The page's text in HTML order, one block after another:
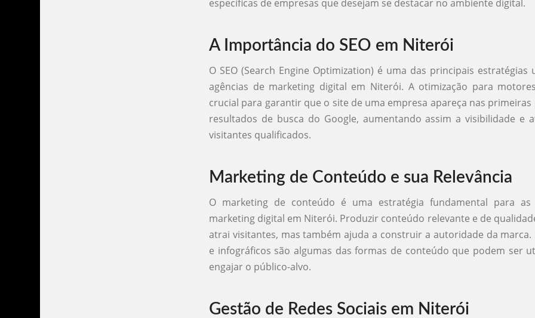
específicas de empresas que desejam se destacar no ambiente digital.
A Importância do SEO em Niterói
O SEO (Search Engine Optimization) é uma das principais estratégias
agências de marketing digital em Niterói. A otimização para
crucial para garantir que o site de uma empresa apareça nas primeiras
resultados de busca do Google, aumentando assim a visibilidade e
visitantes qualificados.
Marketing de Conteúdo e sua Relevância
O marketing de conteúdo é uma estratégia fundamental para as
marketing digital em Niterói. Produzir conteúdo relevante e de
atrai visitantes, mas também ajuda a construir a autoridade da marca.
e infográficos são algumas das formas de conteúdo que podem ser
engajar o público-alvo.
Gestão de Redes Sociais em Niterói